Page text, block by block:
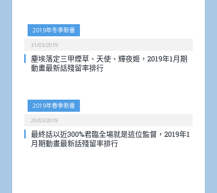
2019年冬季新番
31/03/2019
塵埃落定三甲煙草、天使、輝夜姬，2019年1月期
動畫最新話殘留率排行
2019年春季新番
29/03/2019
最終話以近300%君臨全場就是這位監督，2019年1
月期動畫最新話殘留率排行